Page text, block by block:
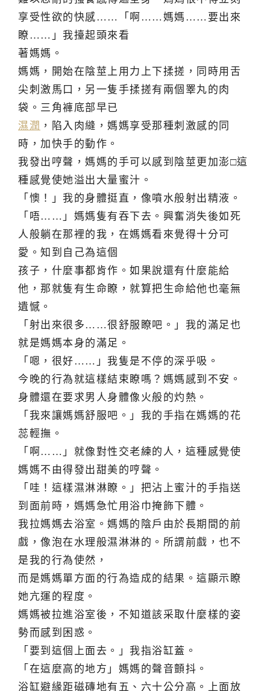
享受性欲的快感……「啊……媽媽……要出來
瞭……」我擡起頭來看
著媽媽。
媽媽，開始在陰莖上用力上下揉搓，同時用舌
尖刺激馬口，另一隻手揉搓有兩個睪丸的肉
袋。三角褲底部早已
濕潤 ，陷入肉縫，媽媽享受那種刺激感的同
時，加快手的動作。
我發出哼聲，媽媽的手可以感到陰莖更加澎□這
種感覺使她溢出大量蜜汁。
「懊！」我的身體挺直，像噴水般射出精液。
「唔……」媽媽隻有吞下去。興奮消失後如死
人般躺在那裡的我，在媽媽看來覺得十分可
愛。知到自己為這個
孩子，什麼事都肯作。如果說還有什麼能給
他，那就隻有生命瞭，就算把生命給他也毫無
遺憾。
「射出來很多……很舒服瞭吧。」我的滿足也
就是媽媽本身的滿足。
「嗯，很好……」我隻是不停的深乎吸。
今晚的行為就這樣結束瞭嗎？媽媽感到不安。
身體還在要求男人身體像火般的灼熱。
「我來讓媽媽舒服吧。」我的手指在媽媽的花
蕊輕撫。
「啊……」就像對性交老練的人，這種感覺使
媽媽不由得發出甜美的哼聲。
「哇！這樣濕淋淋瞭。」把沾上蜜汁的手指送
到面前時，媽媽急忙用浴巾掩飾下體。
我拉媽媽去浴室。媽媽的陰戶由於長期間的前
戲，像泡在水理般濕淋淋的。所謂前戲，也不
是我的行為使然，
而是媽媽單方面的行為造成的結果。這顯示瞭
她亢運的程度。
媽媽被拉進浴室後，不知道該采取什麼樣的姿
勢而感到困惑。
「要到這個上面去。」我指浴缸蓋。
「在這麼高的地方」媽媽的聲音顫抖。
浴缸避緣距磁磚地有五、六十公分高。上面放